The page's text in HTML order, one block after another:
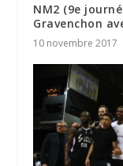
NM2 (9e
Gravenchon
10 novembre 2017